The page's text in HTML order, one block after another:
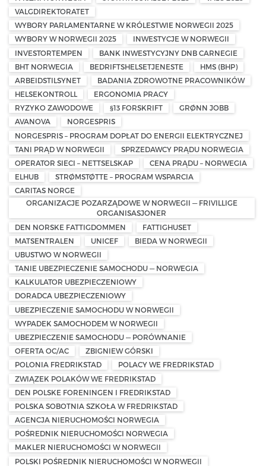
VALGDIREKTORATET
WYBORY PARLAMENTARNE W KRÓLESTWIE NORWEGII 2025
WYBORY W NORWEGII 2025
INWESTYCJE W NORWEGII
INVESTORTEMPEN
BANK INWESTYCYJNY DNB CARNEGIE
BHT NORWEGIA
BEDRIFTSHELSETJENESTE
HMS (BHP)
ARBEIDSTILSYNET
BADANIA ZDROWOTNE PRACOWNIKÓW
HELSEKONTROLL
ERGONOMIA PRACY
RYZYKO ZAWODOWE
§13 FORSKRIFT
GRØNN JOBB
AVANOVA
NORGESPRIS
NORGESPRIS – PROGRAM DOPŁAT DO ENERGII ELEKTRYCZNEJ
TANI PRĄD W NORWEGII
SPRZEDAWCY PRĄDU NORWEGIA
OPERATOR SIECI – NETTSELSKAP
CENA PRĄDU – NORWEGIA
ELHUB
STRØMSTØTTE – PROGRAM WSPARCIA
CARITAS NORGE
ORGANIZACJE POZARZĄDOWE W NORWEGII — FRIVILLIGE
ORGANISASJONER
DEN NORSKE FATTIGDOMMEN
FATTIGHUSET
MATSENTRALEN
UNICEF
BIEDA W NORWEGII
UBUSTWO W NORWEGII
TANIE UBEZPIECZENIE SAMOCHODU — NORWEGIA
KALKULATOR UBEZPIECZENIOWY
DORADCA UBEZPIECZENIOWY
UBEZPIECZENIE SAMOCHODU W NORWEGII
WYPADEK SAMOCHODEM W NORWEGII
UBEZPIECZENIE SAMOCHODU — PORÓWNANIE
OFERTA OC/AC
ZBIGNIEW GÓRSKI
POLONIA FREDRIKSTAD
POLACY WE FREDRIKSTAD
ZWIĄZEK POLAKÓW WE FREDRIKSTAD
DEN POLSKE FORENINGEN I FREDRIKSTAD
POLSKA SOBOTNIA SZKOŁA W FREDRIKSTAD
AGENCJA NIERUCHOMOŚCI NORWEGIA
POŚREDNIK NIERUCHOMOŚCI NORWEGIA
MAKLER NIERUCHOMOŚCI W NORWEGII
POLSKI POŚREDNIK NIERUCHOMOŚCI W NORWEGII